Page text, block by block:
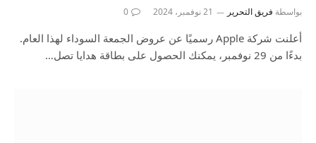
بواسطة فريق التحرير 21 نوفمبر، 2024 0
أعلنت شركة Apple رسميًا عن عروض الجمعة السوداء لهذا العام.
بدءًا من 29 نوفمبر، يمكنك الحصول على بطاقة هدايا تصل…